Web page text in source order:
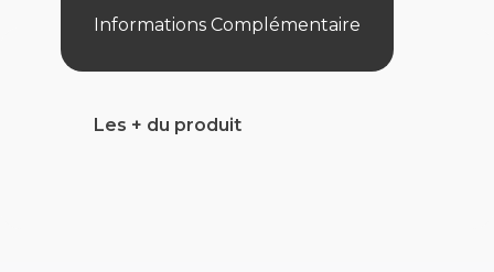
Informations Complémentaire
Les + du produit